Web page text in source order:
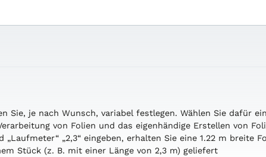
Sie, je nachWunsch,variabelfestlegen.Wählen Siedafür
von Folien unddaseigenhändige Erstellenvon
„Laufmeter“ „2,3“eingeben,erhaltenSieeine1.22 m breite
Stück (z. B. miteiner Längevon 2,3 m) geliefert